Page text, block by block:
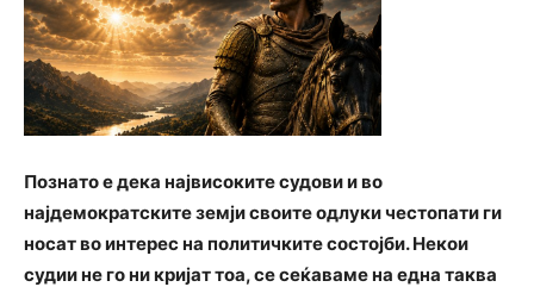
Познато е дека највисоките судови и во
најдемократските земји своите одлуки честопати ги
носат во интерес на политичките состојби. Некои
судии не го ни кријат тоа, се сеќаваме на една таква